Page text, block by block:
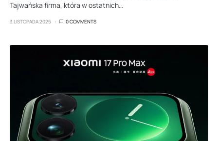
Tajwańska firma, która w ostatnich…
3 LISTOPADA 2025 0 COMMENTS